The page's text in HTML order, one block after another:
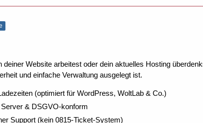
deiner Website arbeitest oder dein aktuelles Hosting
und einfache Verwaltung ausgelegt ist.
(optimiert für WordPress, WoltLab & Co.)
& DSGVO-konform
Support (kein 0815-Ticket-System)